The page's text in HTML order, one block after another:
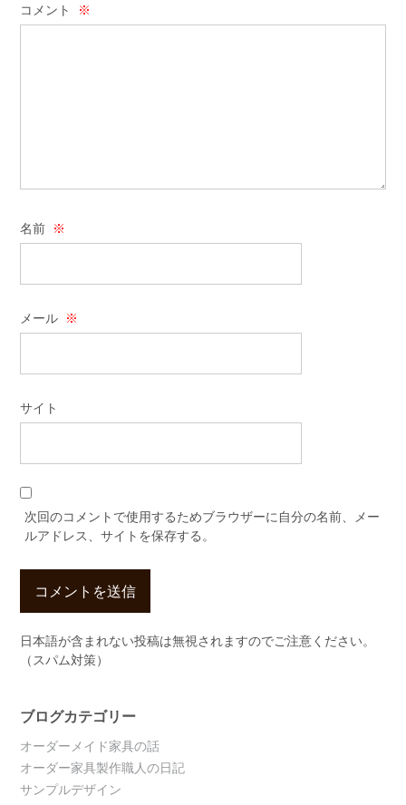
コメント ※
名前 ※
メール ※
サイト
次回のコメントで使用するためブラウザーに自分の名前、メー
ルアドレス、サイトを保存する。
日本語が含まれない投稿は無視されますのでご注意ください。
（スパム対策）
ブログカテゴリー
オーダーメイド家具の話
オーダー家具製作職人の日記
サンプルデザイン